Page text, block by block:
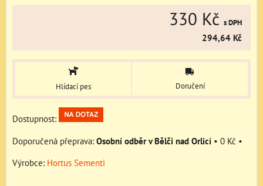
330 Kč s DPH
294,64 Kč
Hlídací pes Doručení
Dostupnost:
Osobní odběr v Bělči nad Orlicí • 0 Kč •
Výrobce: Hortus Sementi